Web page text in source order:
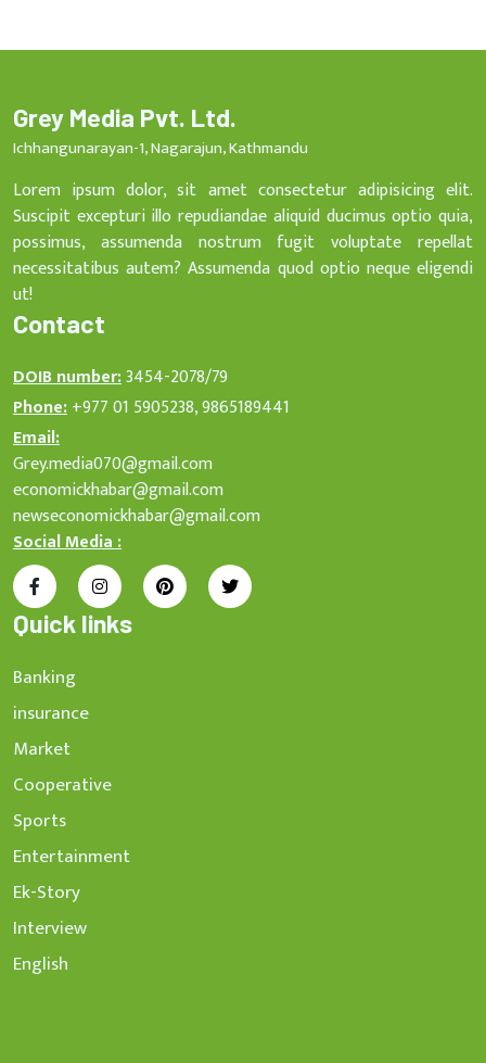
Grey Media Pvt. Ltd.
Ichhangunarayan-1, Nagarajun, Kathmandu
Lorem ipsum dolor, sit amet consectetur adipisicing elit.
Suscipit excepturi illo repudiandae aliquid ducimus optio quia,
possimus, assumenda nostrum fugit voluptate repellat
necessitatibus autem? Assumenda quod optio neque eligendi
ut!
Contact
DOIB number:3454-2078/79
Phone:+977 01 5905238, 9865189441
Email:
Grey.media070@gmail.com
economickhabar@gmail.com
newseconomickhabar@gmail.com
Social Media :
Quick links
Banking
insurance
Market
Cooperative
Sports
Entertainment
Ek-Story
Interview
English